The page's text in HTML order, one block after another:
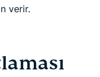
verir.